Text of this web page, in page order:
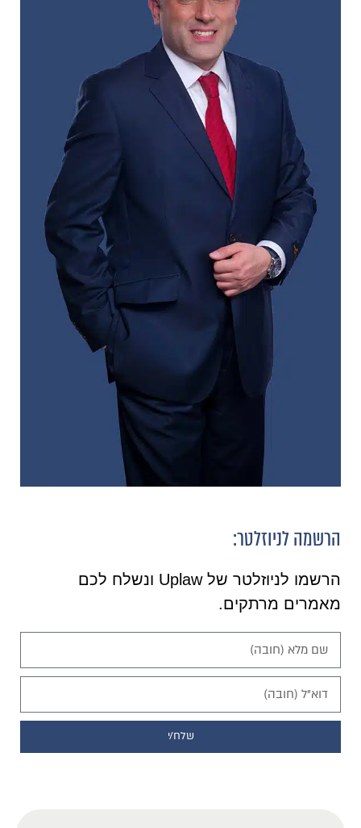
הרשמה לניוזלטר:
הרשמו לניוזלטר של Uplaw ונשלח לכם
מאמרים מרתקים.
שלח/י